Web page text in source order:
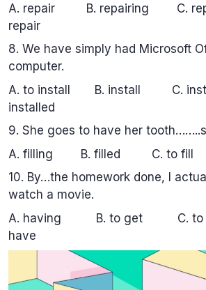
A. repair B. repairing C.
repair
8. We have simply had Microsoft
computer.
A. to install B. install C.
installed
9. She goes to have her
A. filling B. filled C. to
10. By…the homework done, I
watch a movie.
A. having B. to get C.
have